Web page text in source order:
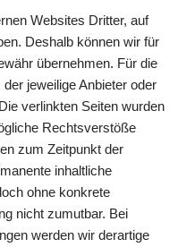
Websites Dritter, auf
Deshalb können wir für
übernehmen. Für die
jeweilige Anbieter oder
verlinkten Seiten wurden
Rechtsverstöße
zum Zeitpunkt der
inhaltliche
ohne konkrete
nicht zumutbar. Bei
werden wir derartige